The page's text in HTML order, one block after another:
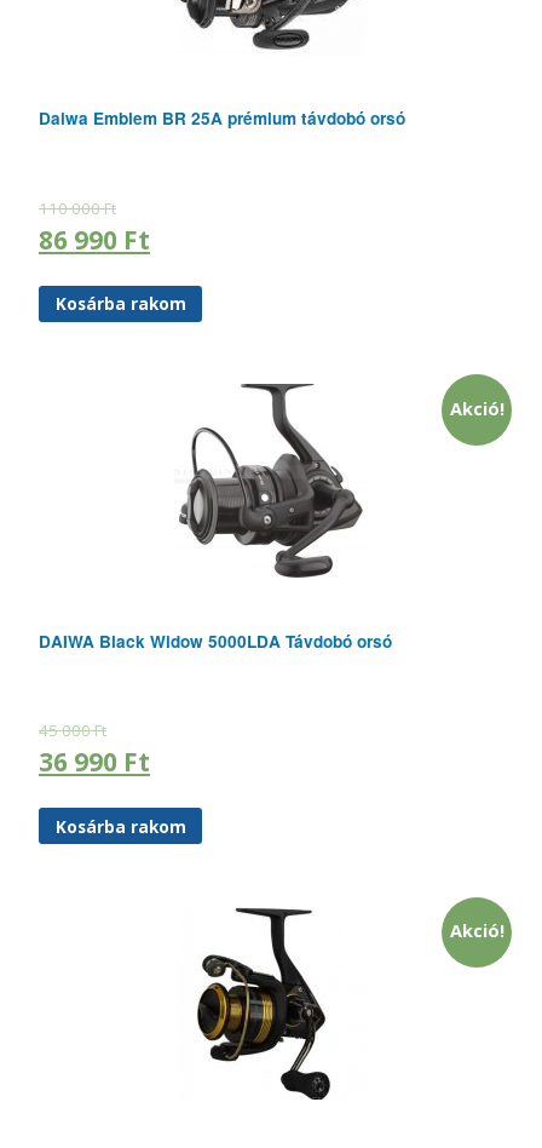
Daiwa Emblem BR 25A prémium távdobó orsó
110 000Ft
86 990 Ft
Kosárba rakom
Akció!
DAIWA Black Widow 5000LDA Távdobó orsó
45 000Ft
36 990 Ft
Kosárba rakom
Akció!